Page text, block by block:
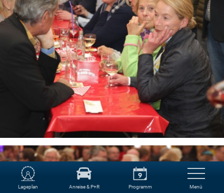
Lageplan Anreise & P+R Programm Menü